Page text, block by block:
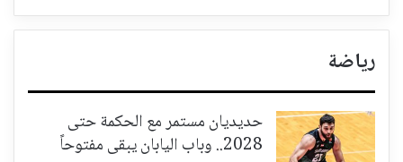
رياضة
حديديان مستمر مع الحكمة حتى
2028.. وباب اليابان يبقى مفتوحاً